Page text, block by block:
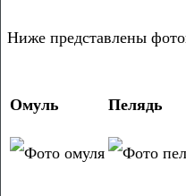
Ниже представлены
Омуль Пелядь